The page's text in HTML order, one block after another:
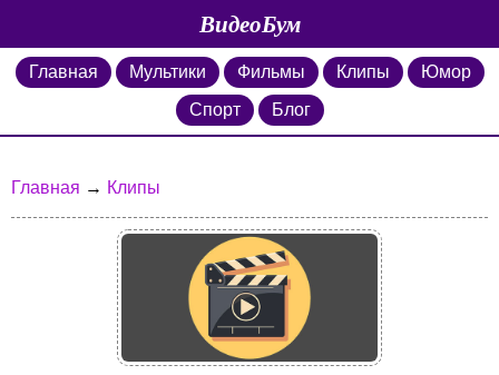
ВидеоБум
Главная Мультики Фильмы Клипы
Юмор
Спорт
Блог
Главная → Клипы